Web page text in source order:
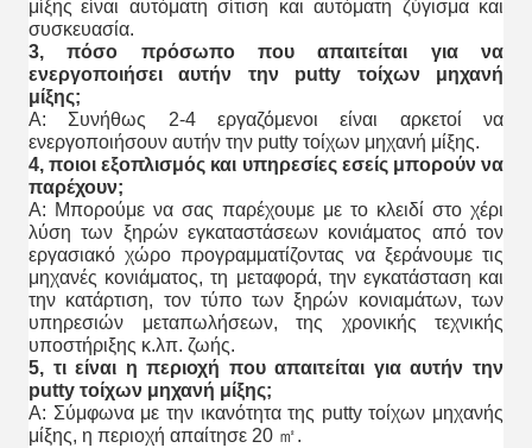
μίξης είναι αυτόματη σίτιση και αυτόματη ζύγισμα και
συσκευασία.
3, πόσο πρόσωπο που απαιτείται για να
ενεργοποιήσει αυτήν την putty τοίχων μηχανή
μίξης;
Α: Συνήθως 2-4 εργαζόμενοι είναι αρκετοί να
ενεργοποιήσουν αυτήν την putty τοίχων μηχανή μίξης.
4, ποιοι εξοπλισμός και υπηρεσίες εσείς μπορούν να
παρέχουν;
Α: Μπορούμε να σας παρέχουμε με το κλειδί στο χέρι
λύση των ξηρών εγκαταστάσεων κονιάματος από τον
εργασιακό χώρο προγραμματίζοντας να ξεράνουμε τις
μηχανές κονιάματος, τη μεταφορά, την εγκατάσταση και
την κατάρτιση, τον τύπο των ξηρών κονιαμάτων, των
υπηρεσιών μεταπωλήσεων, της χρονικής τεχνικής
υποστήριξης κ.λπ. ζωής.
5, τι είναι η περιοχή που απαιτείται για αυτήν την
putty τοίχων μηχανή μίξης;
Α: Σύμφωνα με την ικανότητα της putty τοίχων μηχανής
μίξης, η περιοχή απαίτησε 20 ㎡.